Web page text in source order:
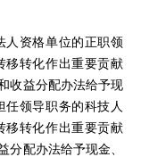
人资格单位的正职领
移转化作出重要贡献
收益分配办法给予现
领导职务的科技人
移转化作出重要贡献
分配办法给予现金、